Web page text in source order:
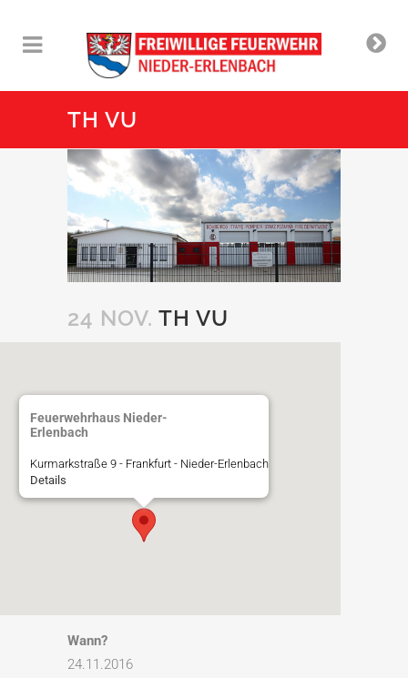
TH VU
24 NOV. TH VU
Feuerwehrhaus Nieder-
Erlenbach
Kurmarkstraße 9 - Frankfurt - Nieder-Erlenbach
Details
Wann?
24.11.2016